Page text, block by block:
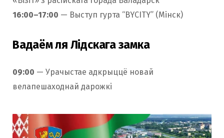
16:00–17:00 — Выступ гурта “BYCITY” (Мінск)
Вадаём ля Лідскага замка
09:00 — Урачыстае адкрыццё новай
велапешаходнай дарожкі